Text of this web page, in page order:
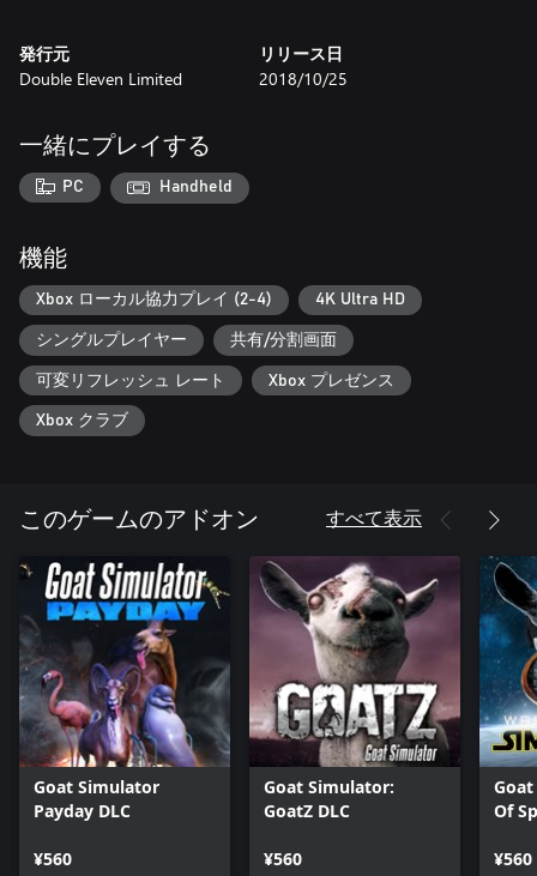
主な機能
• あなたがヤギになることができます。
最高のヤギであることをお友達に自慢してください。
• 多くのバグあり！ 故障するようなバグのみを除いており、そ
の他の全ては愉快なものなので残してあります。
• いつでもキレるようなゲーム内の物理特性
• あなたがヤギになることができます。
発行元
Double Eleven Limited
リリース日
2018/10/25
一緒にプレイする
PC Handheld
機能
Xbox ローカル協力プレイ (2-4) 4K Ultra HD
シングルプレイヤー 共有/分割画面
可変リフレッシュ レート Xbox プレゼンス
Xbox クラブ
このゲームのアドオン すべて表示
Goat Simulator
Payday DLC
¥560
Goat Simulator:
GoatZ DLC
¥560
Of
¥560